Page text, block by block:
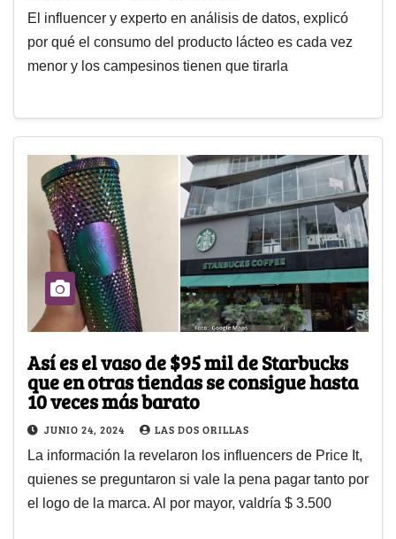
El influencer y experto en análisis de datos, explicó
por qué el consumo del producto lácteo es cada vez
menor y los campesinos tienen que tirarla
Así es el vaso de $95 mil de Starbucks
que en otras tiendas se consigue hasta
10 veces más barato
JUNIO 24, 2024 LAS DOS ORILLAS
La información la revelaron los influencers de Price It,
quienes se preguntaron si vale la pena pagar tanto por
el logo de la marca. Al por mayor, valdría $ 3.500